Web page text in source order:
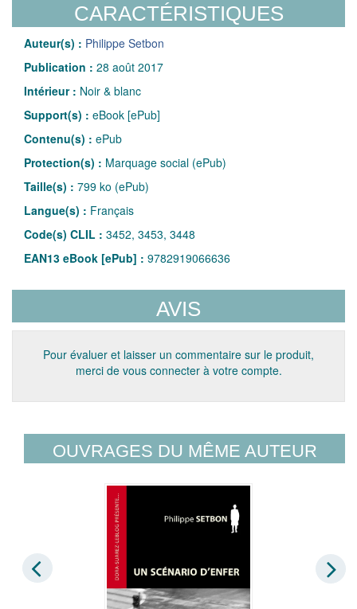
CARACTÉRISTIQUES
Auteur(s) : Philippe Setbon
Publication : 28 août 2017
Intérieur : Noir & blanc
Support(s) : eBook [ePub]
Contenu(s) : ePub
Protection(s) : Marquage social (ePub)
Taille(s) : 799 ko (ePub)
Langue(s) : Français
Code(s) CLIL : 3452, 3453, 3448
EAN13 eBook [ePub] : 9782919066636
AVIS
Pour évaluer et laisser un commentaire sur le produit,
merci de vous connecter à votre compte.
OUVRAGES DU MÊME AUTEUR